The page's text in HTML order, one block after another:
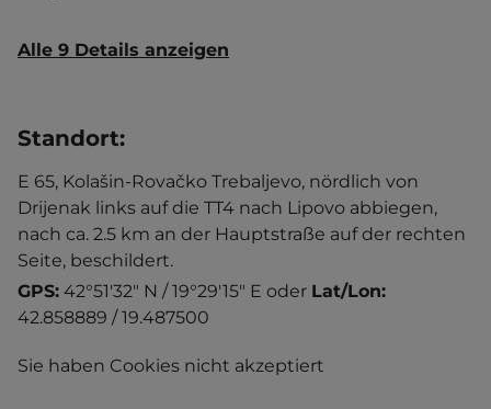
Alle 9 Details anzeigen
Standort:
E 65, Kolašin-Rovačko Trebaljevo, nördlich von
Drijenak links auf die TT4 nach Lipovo abbiegen,
nach ca. 2.5 km an der Hauptstraße auf der rechten
Seite, beschildert.
GPS: 42°51'32" N / 19°29'15" E oder Lat/Lon:
42.858889 / 19.487500
Sie haben Cookies nicht akzeptiert